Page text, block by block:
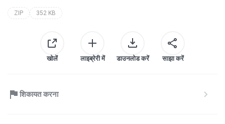
ZIP 352 KB
खोलें लाइब्रेरी में डाउनलोड करें साझा करें
शिकायत करना